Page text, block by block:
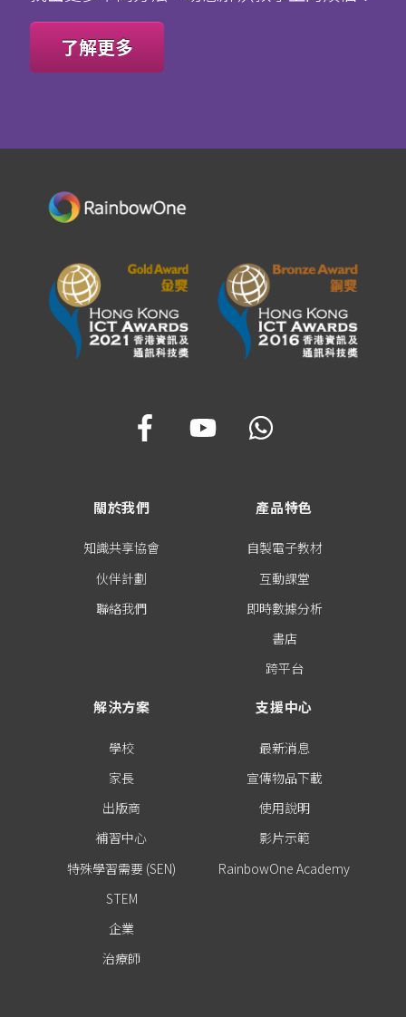
了解更多
關於我們
知識共享協會
伙伴計劃
聯絡我們
產品特色
自製電子教材
互動課堂
即時數據分析
書店
跨平台
解決方案
學校
家長
出版商
補習中心
特殊學習需要 (SEN)
STEM
企業
治療師
支援中心
最新消息
宣傳物品下載
使用說明
影片示範
RainbowOne Academy